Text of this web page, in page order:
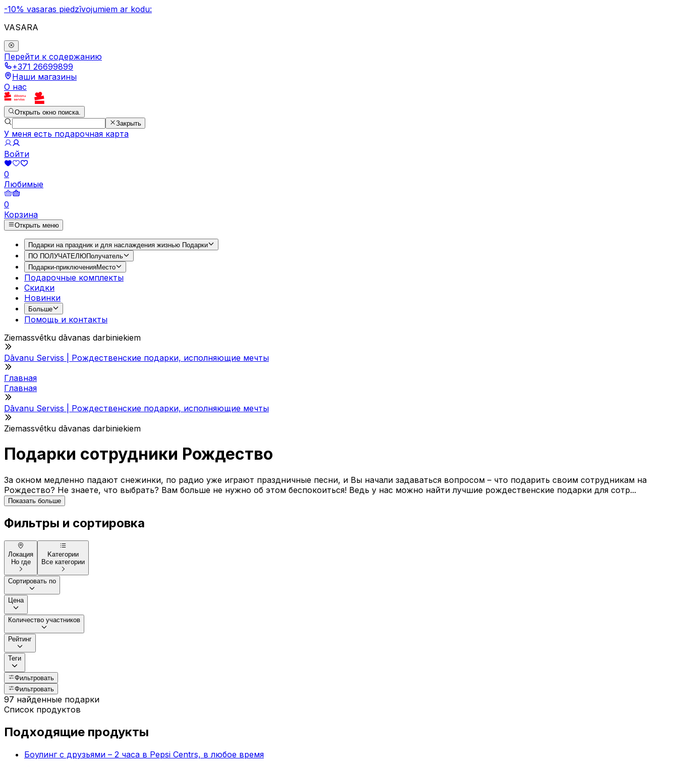
-10% vasaras piedzīvojumiem ar kodu:
VASARA
Перейти к содержанию
+371 26699899
Наши магазины
О нас
Открыть окно поиска.
Закрыть
У меня есть подарочная карта
Войти
0
Любимые
0
Корзина
Открыть меню
Подарки на праздник и для наслаждения жизнью Подарки
ПО ПОЛУЧАТЕЛЮПолучатель
Подарки-приключенияМесто
Подарочные комплекты
Скидки
Новинки
Больше
Помощь и контакты
Ziemassvētku dāvanas darbiniekiem
Dāvanu Serviss | Рождественские подарки, исполняющие мечты
Главная
Главная
Dāvanu Serviss | Рождественские подарки, исполняющие мечты
Ziemassvētku dāvanas darbiniekiem
Подарки сотрудники Рождество
За окном медленно падают снежинки, по радио уже играют праздничные песни, и Вы начали задаваться вопросом – что подарить своим сотрудникам на
Рождество? Не знаете, что выбрать? Вам больше не нужно об этом беспокоиться! Ведь у нас можно найти лучшие рождественские подарки для сотр...
Показать больше
Фильтры и сортировка
Локация
Но где
Kатегории
Все категории
Сортировать по
Цена
Количество участников
Рейтинг
Теги
Фильтровать
Фильтровать
97 найденные подарки
Список продуктов
Подходящие продукты
Боулинг с друзьями – 2 часа в Pepsi Centrs, в любое время